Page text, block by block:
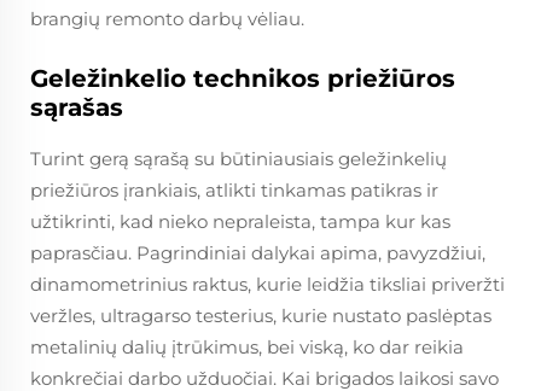
brangių remonto darbų vėliau.
Geležinkelio technikos priežiūros
sąrašas
Turint gerą sąrašą su būtiniausiais geležinkelių
priežiūros įrankiais, atlikti tinkamas patikras ir
užtikrinti, kad nieko nepraleista, tampa kur kas
paprasčiau. Pagrindiniai dalykai apima, pavyzdžiui,
dinamometrinius raktus, kurie leidžia tiksliai priveržti
veržles, ultragarso testerius, kurie nustato paslėptas
metalinių dalių įtrūkimus, bei viską, ko dar reikia
konkrečiai darbo užduočiai. Kai brigados laikosi savo